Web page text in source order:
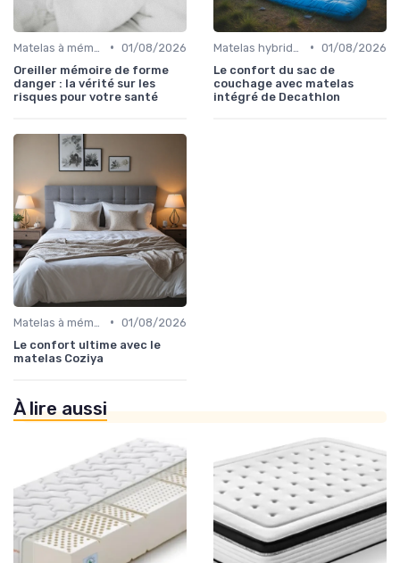
• 01/08/2026
Oreiller mémoire de forme
danger : la vérité sur les
risques pour votre santé
• 01/08/2026
Le confort du sac de
couchage avec matelas
intégré de Decathlon
• 01/08/2026
Le confort ultime avec le
matelas Coziya
À lire aussi